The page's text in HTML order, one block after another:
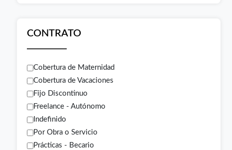
CONTRATO
Cobertura de Maternidad
Cobertura de Vacaciones
Fijo Discontinuo
Freelance - Autónomo
Indefinido
Por Obra o Servicio
Prácticas - Becario